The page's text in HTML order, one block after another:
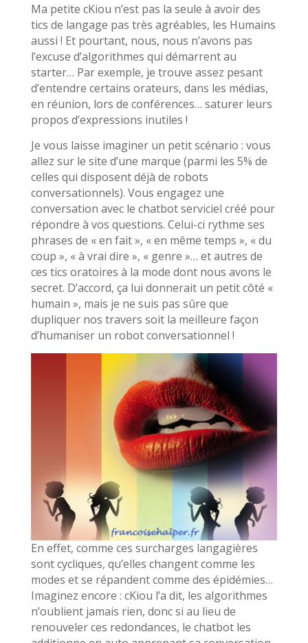
Ma petite cKiou n’est pas la seule à avoir des
tics de langage pas très agréables, les Humains
aussi ! Et pourtant, nous, nous n’avons pas
l’excuse d’algorithmes qui démarrent au
starter… Par exemple, je trouve assez pesant
d’entendre certains orateurs, dans les médias,
en réunion, lors de conférences… saturer leurs
propos d’expressions inutiles !
Je vous laisse imaginer un petit scénario : vous
allez sur le site d’une marque (parmi les 5% de
celles qui disposent déjà de robots
conversationnels). Vous engagez une
conversation avec le chatbot serviciel créé pour
répondre à vos questions. Celui-ci rythme ses
phrases de « en fait », « en même temps », « du
coup », « à vrai dire », « genre »… et autres de
ces tics oratoires à la mode dont nous avons le
secret. D’accord, ça lui donnerait un petit côté «
humain », mais je ne suis pas sûre que
dupliquer nos travers soit la meilleure façon
d’humaniser un robot conversationnel !
En effet, comme ces surcharges langagières
sont cycliques, qu’elles changent comme les
modes et se répandent comme des épidémies…
Imaginez encore : cKiou l’a dit, les algorithmes
n’oublient jamais rien, donc si au lieu de
renouveler ces redondances, le chatbot les